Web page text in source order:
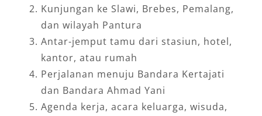
Kunjungan ke Slawi, Brebes, Pemalang,
dan wilayah Pantura
Antar-jemput tamu dari stasiun, hotel,
kantor, atau rumah
Perjalanan menuju Bandara Kertajati
dan Bandara Ahmad Yani
Agenda kerja, acara keluarga, wisuda,